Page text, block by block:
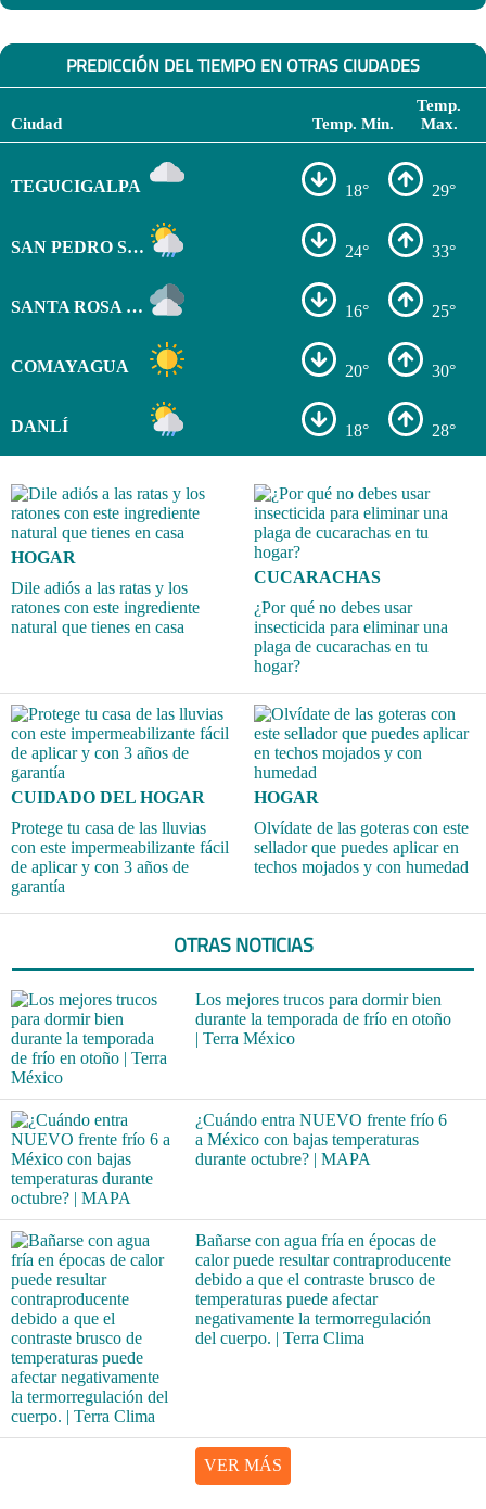
PREDICCIÓN DEL TIEMPO EN OTRAS CIUDADES
Ciudad Temp. Min.
Temp.
Max.
TEGUCIGALPA 18° 29°
SAN PEDRO SULA 24° 33°
SANTA ROSA DE COPÁN 16° 25°
COMAYAGUA 20° 30°
DANLÍ 18° 28°
HOGAR
Dile adiós a las ratas y los
ratones con este ingrediente
natural que tienes en casa
CUCARACHAS
¿Por qué no debes usar
insecticida para eliminar una
plaga de cucarachas en tu
hogar?
CUIDADO DEL HOGAR
Protege tu casa de las lluvias
con este impermeabilizante fácil
de aplicar y con 3 años de
garantía
HOGAR
Olvídate de las goteras con este
sellador que puedes aplicar en
techos mojados y con humedad
OTRAS NOTICIAS
Los mejores trucos para dormir bien
durante la temporada de frío en otoño
| Terra México
¿Cuándo entra NUEVO frente frío 6
a México con bajas temperaturas
durante octubre? | MAPA
Bañarse con agua fría en épocas de
calor puede resultar contraproducente
debido a que el contraste brusco de
temperaturas puede afectar
negativamente la termorregulación
del cuerpo. | Terra Clima
VER MÁS